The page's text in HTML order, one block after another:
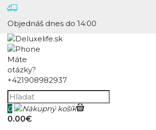
Objednáš dnes do 14:00
Máte
otázky?
+421908982937
0
0.00€